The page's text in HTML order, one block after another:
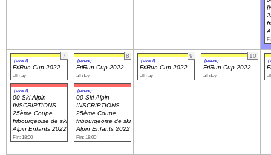
site map
messages récents
Ouverture de session
Nom d'utilisateur:
Mot de passe:
7
(event)
FriRun Cup 2022
all day
(event)
00 Ski Alpin
INSCRIPTIONS
25ème Coupe
fribourgeoise de ski
Alpin Enfants 2022
Fin: 18:00
8
(event)
FriRun Cup 2022
all day
(event)
00 Ski Alpin
INSCRIPTIONS
25ème Coupe
fribourgeoise de ski
Alpin Enfants 2022
Fin: 18:00
9
(event)
FriRun Cup 2022
all day
10
(event)
FriRun Cup 2022
all day